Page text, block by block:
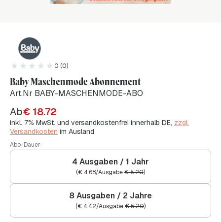
0 (0)
Baby Maschenmode Abonnement
Art.Nr BABY-MASCHENMODE-ABO
Ab€ 18.72
inkl. 7% MwSt. und versandkostenfrei innerhalb DE, zzgl.
Versandkosten im Ausland
Abo-Dauer
4 Ausgaben / 1 Jahr
(€ 4.68/Ausgabe€5.20)
8 Ausgaben / 2 Jahre
(€ 4.42/Ausgabe€5.20)